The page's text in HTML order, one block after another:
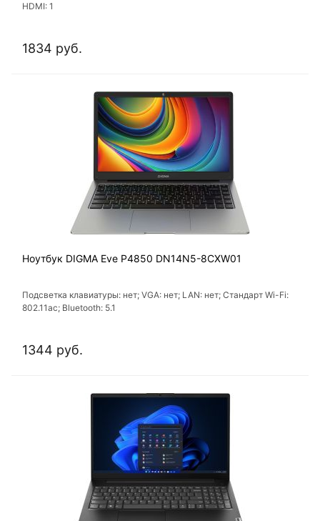
HDMI: 1
1834 руб.
Ноутбук DIGMA Eve P4850 DN14N5-8CXW01
Подсветка клавиатуры: нет; VGA: нет; LAN: нет; Стандарт Wi-Fi:
802.11ac; Bluetooth: 5.1
1344 руб.